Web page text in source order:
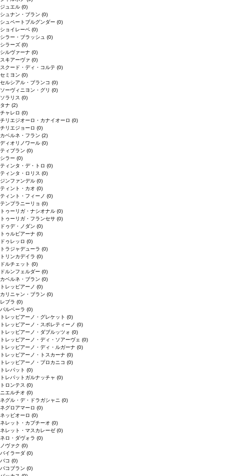
ジュエル (0)
シュナン・ブラン (0)
シュペートブルグンダー (0)
ショイレーベ (0)
シラー・ブラッシュ (0)
シラーズ (0)
シルヴァーナ (0)
スキアーヴァ (0)
スクード・ディ・コルテ (0)
セミヨン (0)
セルシアル・ブランコ (0)
ソーヴィニヨン・グリ (0)
ソラリス (0)
タナ (2)
チャレロ (0)
チリエジオーロ・カナイオーロ (0)
チリエジョーロ (0)
カベルネ・フラン (2)
ディオリノワール (0)
ティブラン (0)
シラー (0)
ティンタ・デ・トロ (0)
ティンタ・ロリス (0)
ジンファンデル (0)
ティント・カオ (0)
ティント・フィーノ (0)
テンプラニーリョ (0)
トゥーリガ・ナシオナル (0)
トゥーリガ・フランセサ (0)
ドゥデ・ノダン (0)
トゥルビアーナ (0)
ドゥレッロ (0)
トラジャデューラ (0)
トリンカデイラ (0)
ドルチェット (0)
ドルンフェルダー (0)
カベルネ・ブラン (0)
トレッビアーノ (0)
カリニャン・ブラン (0)
レブラ (0)
バルベーラ (0)
トレッビアーノ・グレケット (0)
トレッビアーノ・スポレティーノ (0)
トレッビアーノ・ダブルッツォ (0)
トレッビアーノ・ディ・ソアーヴェ (0)
トレッビアーノ・ディ・ルガーナ (0)
トレッビアーノ・トスカーナ (0)
トレッビアーノ・プロカニコ (0)
トレパット (0)
トレパットガルナッチャ (0)
トロンテス (0)
ニエルチオ (0)
ネグル・デ・ドラガシャニ (0)
ネグロアマーロ (0)
ネッビオーロ (0)
ネレット・カプチーオ (0)
ネレット・マスカレーゼ (0)
ネロ・ダヴォラ (0)
ノヴァク (0)
バイラーダ (0)
バコ (0)
バコブラン (0)